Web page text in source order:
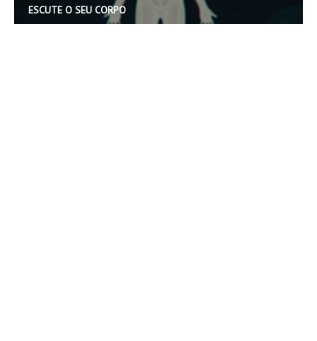
ESCUTE O SEU CORPO